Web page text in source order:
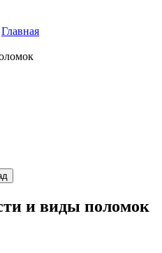
Главная
и виды поломок